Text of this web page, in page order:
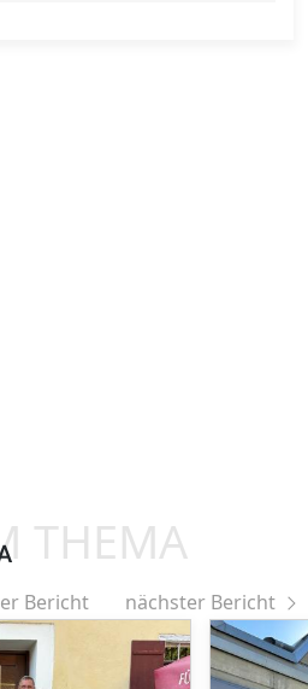
THEMA
Bericht nächster Bericht